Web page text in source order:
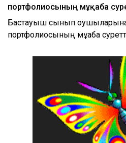
портфолиосының мұқаба
Бастауыш сынып
портфолиосының мұқаба